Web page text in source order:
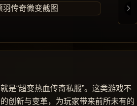
是“超变热血传奇私服”。这类游戏不
创新与变革，为玩家带来前所未有的